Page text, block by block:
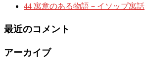
44 寓意のある物語－イソップ寓話
最近のコメント
アーカイブ